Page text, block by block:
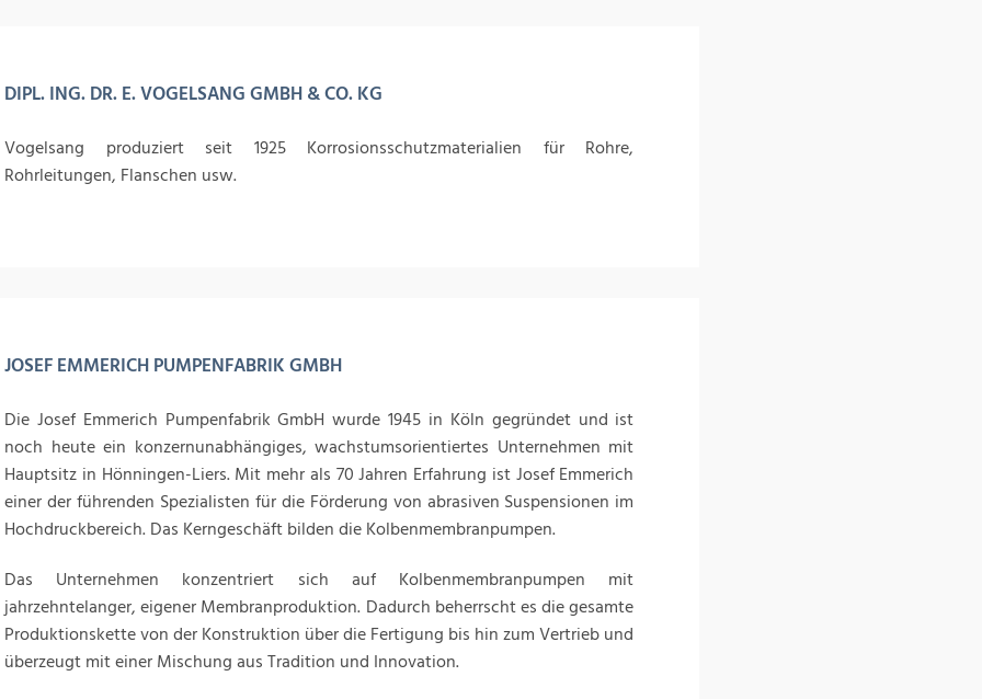
DIPL. ING. DR. E. VOGELSANG GMBH & CO. KG
Vogelsang produziert seit 1925 Korrosionsschutzmaterialien für Rohre,
Rohrleitungen, Flanschen usw.
JOSEF EMMERICH PUMPENFABRIK GMBH
Die Josef Emmerich Pumpenfabrik GmbH wurde 1945 in Köln gegründet und ist
noch heute ein konzernunabhängiges, wachstumsorientiertes Unternehmen mit
Hauptsitz in Hönningen-Liers. Mit mehr als 70 Jahren Erfahrung ist Josef Emmerich
einer der führenden Spezialisten für die Förderung von abrasiven Suspensionen im
Hochdruckbereich. Das Kerngeschäft bilden die Kolbenmembranpumpen.
Das Unternehmen konzentriert sich auf Kolbenmembranpumpen mit
jahrzehntelanger, eigener Membranproduktion. Dadurch beherrscht es die gesamte
Produktionskette von der Konstruktion über die Fertigung bis hin zum Vertrieb und
überzeugt mit einer Mischung aus Tradition und Innovation.